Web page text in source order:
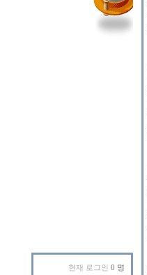
현재 로그인 0 명